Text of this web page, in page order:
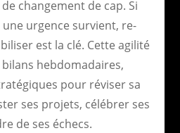
changement de cap. Si
urgence survient, re-
est la clé. Cette agilité
hebdomadaires,
pour réviser sa
ses projets, célébrer ses
de ses échecs.